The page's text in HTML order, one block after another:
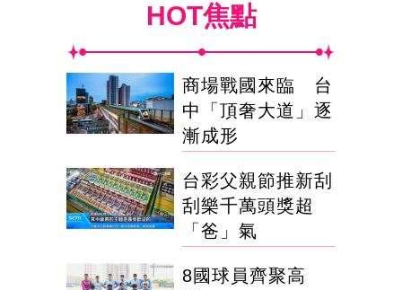
HOT焦點
商場戰國來臨 台
中「頂奢大道」逐
漸成形
台彩父親節推新刮
刮樂千萬頭獎超
「爸」氣
8國球員齊聚高